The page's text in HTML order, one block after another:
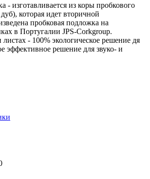
- изготавливается из коры пробкового
которая идет вторичной
пробковая подложка на
в Португалии JPS-Corkgroup.
- 100% экологическое решение дя
эффективное решение для звуко- и